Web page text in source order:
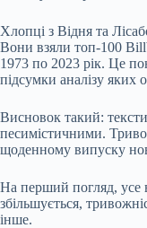
Хлопці з Відня та
Вони взяли топ-100
1973 по 2023 рік. Це
підсумки аналізу
Висновок такий:
песимістичними.
щоденному випуску
На перший погляд, усе
збільшується,
інше.